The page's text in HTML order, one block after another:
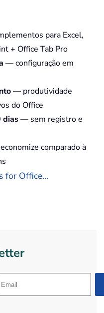
para Excel,
+ Office Tab Pro
— configuração em
— produtividade
do Office
dias— sem registro e
comparado à
for Office...